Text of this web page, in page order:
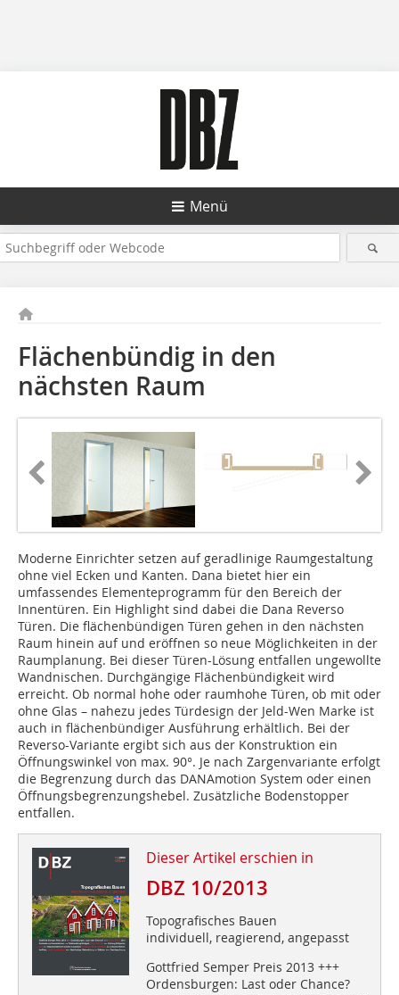
Menü
Flächenbündig in den
nächsten Raum
Moderne Einrichter setzen auf geradlinige Raumgestaltung
ohne viel Ecken und Kanten. Dana bietet hier ein
umfassendes Elementeprogramm für den Bereich der
Innentüren. Ein Highlight sind dabei die Dana Reverso
Türen. Die flächenbündigen Türen gehen in den nächsten
Raum hinein auf und eröffnen so neue Möglichkeiten in der
Raumplanung. Bei dieser Türen-Lösung entfallen ungewollte
Wandnischen. Durchgängige Flächenbündigkeit wird
erreicht. Ob normal hohe oder raumhohe Türen, ob mit oder
ohne Glas – nahezu jedes Türdesign der Jeld-Wen Marke ist
auch in flächenbündiger Ausführung erhältlich. Bei der
Reverso-Variante ergibt sich aus der Konstruktion ein
Öffnungswinkel von max. 90°. Je nach Zargenvariante erfolgt
die Begrenzung durch das DANAmotion System oder einen
Öffnungsbegrenzungshebel. Zusätzliche Bodenstopper
entfallen.
Dieser Artikel erschien in
DBZ 10/2013
Topografisches Bauen
individuell, reagierend, angepasst
Gottfried Semper Preis 2013 +++
Ordensburgen: Last oder Chance?